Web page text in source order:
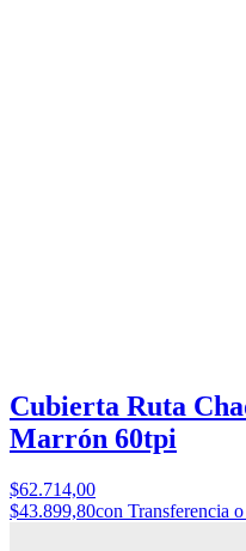
Cubierta Ruta
Marrón 60tpi
$62.714,00
$43.899,80con Transferencia